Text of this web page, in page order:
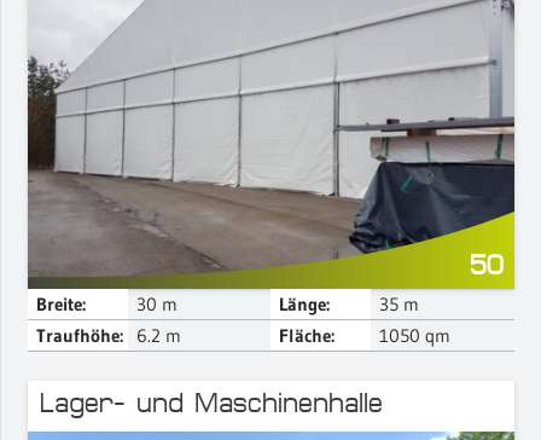
50
Breite: 30 m Länge: 35 m
Traufhöhe:
6.2 m Fläche: 1050 qm
Lager- und Maschinenhalle